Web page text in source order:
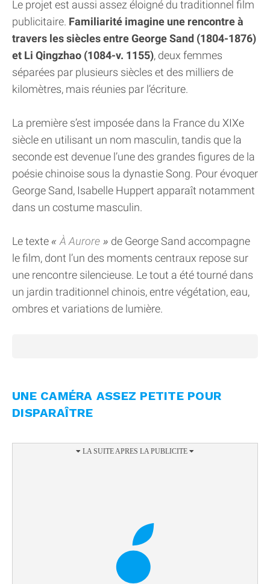
Le projet est aussi assez éloigné du traditionnel film
publicitaire. Familiarité imagine une rencontre à
travers les siècles entre George Sand (1804-1876)
et Li Qingzhao (1084-v. 1155), deux femmes
séparées par plusieurs siècles et des milliers de
kilomètres, mais réunies par l’écriture.
La première s’est imposée dans la France du XIXe
siècle en utilisant un nom masculin, tandis que la
seconde est devenue l’une des grandes figures de la
poésie chinoise sous la dynastie Song. Pour évoquer
George Sand, Isabelle Huppert apparaît notamment
dans un costume masculin.
Le texte À Aurore
de George Sand accompagne
le film, dont l’un des moments centraux repose sur
une rencontre silencieuse. Le tout a été tourné dans
un jardin traditionnel chinois, entre végétation, eau,
ombres et variations de lumière.
UNE CAMÉRA ASSEZ PETITE POUR
DISPARAÎTRE